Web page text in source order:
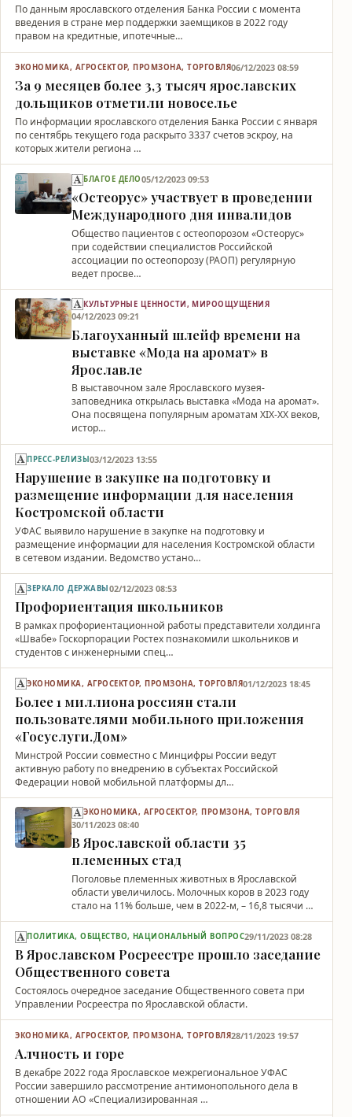
По данным ярославского отделения Банка России с момента
введения в стране мер поддержки заемщиков в 2022 году
правом на кредитные, ипотечные…
ЭКОНОМИКА, АГРОСЕКТОР, ПРОМЗОНА, ТОРГОВЛЯ06/12/2023 08:59
За 9 месяцев более 3,3 тысяч ярославских
дольщиков отметили новоселье
По информации ярославского отделения Банка России с января
по сентябрь текущего года раскрыто 3337 счетов эскроу, на
которых жители региона …
БЛАГОЕ ДЕЛО05/12/2023 09:53
«Остеорус» участвует в проведении
Международного дня инвалидов
Общество пациентов с остеопорозом «Остеорус»
при содействии специалистов Российской
ассоциации по остеопорозу (РАОП) регулярную
ведет просве…
КУЛЬТУРНЫЕ ЦЕННОСТИ, МИРООЩУЩЕНИЯ
04/12/2023 09:21
Благоуханный шлейф времени на
выставке «Мода на аромат» в
Ярославле
В выставочном зале Ярославского музея-
заповедника открылась выставка «Мода на аромат».
Она посвящена популярным ароматам XIX-XX веков,
истор…
ПРЕСС-РЕЛИЗЫ03/12/2023 13:55
Нарушение в закупке на подготовку и
размещение информации для населения
Костромской области
УФАС выявило нарушение в закупке на подготовку и
размещение информации для населения Костромской области
в сетевом издании. Ведомство устано…
ЗЕРКАЛО ДЕРЖАВЫ 02/12/2023 08:53
Профориентация школьников
В рамках профориентационной работы представители холдинга
«Швабе» Госкорпорации Ростех познакомили школьников и
студентов с инженерными спец…
ЭКОНОМИКА, АГРОСЕКТОР, ПРОМЗОНА, ТОРГОВЛЯ01/12/2023 18:45
Более 1 миллиона россиян стали
пользователями мобильного приложения
«Госуслуги.Дом»
Минстрой России совместно с Минцифры России ведут
активную работу по внедрению в субъектах Российской
Федерации новой мобильной платформы дл…
ЭКОНОМИКА, АГРОСЕКТОР, ПРОМЗОНА, ТОРГОВЛЯ
30/11/2023 08:40
В Ярославской области 35
племенных стад
Поголовье племенных животных в Ярославской
области увеличилось. Молочных коров в 2023 году
стало на 11% больше, чем в 2022-м, – 16,8 тысячи …
ПОЛИТИКА, ОБЩЕСТВО, НАЦИОНАЛЬНЫЙ ВОПРОС29/11/2023 08:28
В Ярославском Росреестре прошло заседание
Общественного совета
Состоялось очередное заседание Общественного совета при
Управлении Росреестра по Ярославской области.
ЭКОНОМИКА, АГРОСЕКТОР, ПРОМЗОНА, ТОРГОВЛЯ28/11/2023 19:57
Алчность и горе
В декабре 2022 года Ярославское межрегиональное УФАС
России завершило рассмотрение антимонопольного дела в
отношении АО «Специализированная …